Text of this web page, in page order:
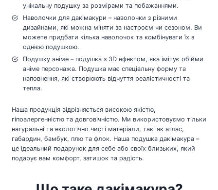
унікальну подушку за розмірами та побажаннями.
Наволочки для дакімакури – наволочки з різними
дизайнами, які можна міняти за настроєм чи сезоном. Ви
можете придбати кілька наволочок та комбінувати їх з
однією подушкою.
Подушку аніме – подушка з 3D ефектом, яка імітує обійми
аніме персонажа. Подушка має спеціальну форму та
наповнення, які створюють відчуття реалістичності та
тепла.
Наша продукція відрізняється високою якістю,
гіпоалергенністю та довговічністю. Ми використовуємо тільки
натуральні та екологічно чисті матеріали, такі як атлас,
габардин, бамбук, плю та флок. Наша подушка дакімакура –
це ідеальний подарунок для себе або своїх близьких, який
подарує вам комфорт, затишок та радість.